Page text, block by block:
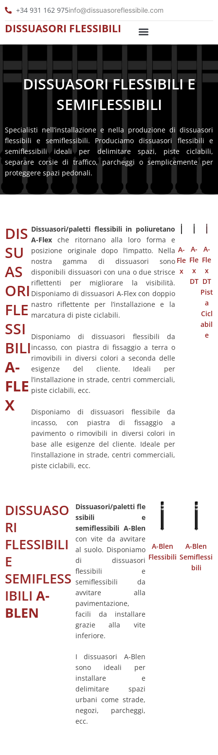
contenuto
+34 931 162 975info@dissuasoreflessibile.com
DISSUASORI FLESSIBILI
DISSUASORI FLESSIBILI E
SEMIFLESSIBILI
Specialisti nell’installazione e nella produzione di dissuasori
flessibili e semiflessibili. Produciamo dissuasori flessibili e
semiflessibili ideali per delimitare spazi, piste ciclabili,
separare corsie di traffico, parcheggi o semplicemente per
proteggere spazi pedonali.
DIS
SU
AS
ORI
FLE
SSI
BILI
A-
FLE
X
Dissuasori/paletti flessibili in poliuretano
A-Flex che ritornano alla loro forma e
posizione originale dopo l’impatto. Nella
nostra gamma di dissuasori sono
disponibili dissuasori con una o due strisce
riflettenti per migliorare la visibilità.
Disponiamo di dissuasori A-Flex con doppio
nastro riflettente per l’installazione e la
marcatura di piste ciclabili.
Disponiamo di dissuasori flessibili da
incasso, con piastra di fissaggio a terra o
rimovibili in diversi colori a seconda delle
esigenze del cliente. Ideali per
l’installazione in strade, centri commerciali,
piste ciclabili, ecc.
Disponiamo di dissuasori flessibile da
incasso, con piastra di fissaggio a
pavimento o rimovibili in diversi colori in
base alle esigenze del cliente. Ideale per
l’installazione in strade, centri commerciali,
piste ciclabili, ecc.
A-
Fle
x
A-
Fle
x
DT
A-
Fle
x
DT
Pist
a
Cicl
abil
e
DISSUASO
RI
FLESSIBILI
E
SEMIFLESS
IBILI A-
BLEN
Dissuasori/palettifle
ssibili e
semiflessibili A-Blen
con vite da avvitare
al suolo. Disponiamo
di dissuasori
flessibili e
semiflessibili da
avvitare alla
pavimentazione,
facili da installare
grazie alla vite
inferiore.
I dissuasori A-Blen
sono ideali per
installare e
delimitare spazi
urbani come strade,
negozi, parcheggi,
ecc.
A-Blen
Flessibili
A-Blen
Semiflessi
bili